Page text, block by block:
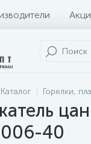
Каталог Горелки,
40